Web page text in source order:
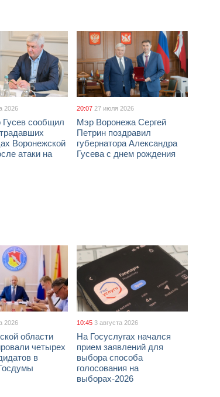
2026
Гусев сообщил
Воронежской
атаки на
20:07 27 июля 2026
Мэр Воронежа Сергей
Петрин поздравил
губернатора Александра
Гусева с днем рождения
2026
области
четырех
в
10:45 3 августа 2026
На Госуслугах начался
прием заявлений для
выбора способа
голосования на
выборах-2026